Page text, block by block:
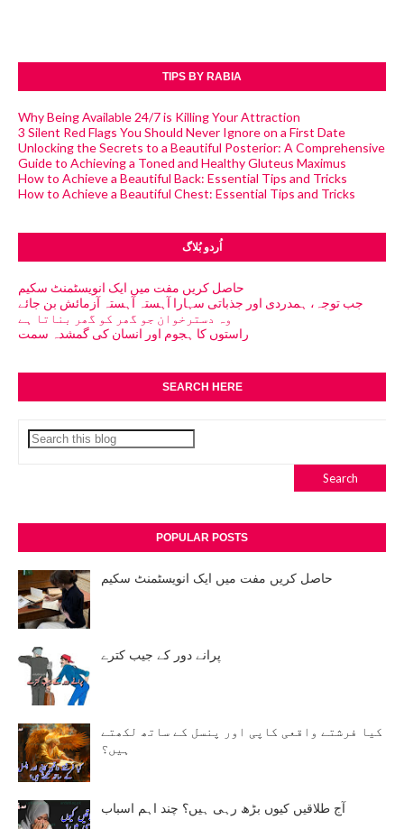
TIPS BY RABIA
Why Being Available 24/7 is Killing Your Attraction
3 Silent Red Flags You Should Never Ignore on a First Date
Unlocking the Secrets to a Beautiful Posterior: A Comprehensive
Guide to Achieving a Toned and Healthy Gluteus Maximus
How to Achieve a Beautiful Back: Essential Tips and Tricks
How to Achieve a Beautiful Chest: Essential Tips and Tricks
اُردو بُلاگ
حاصل کریں مفت میں ایک انویسٹمنٹ سکیم
جب توجہ، ہمدردی اور جذباتی سہارا آہستہ آہستہ آزمائش بن جائے
وہ دسترخوان جو گھر کو گھر بناتا ہے
راستوں کا ہجوم اور انسان کی گمشدہ سمت
SEARCH HERE
POPULAR POSTS
حاصل کریں مفت میں ایک انویسٹمنٹ سکیم
پرانے دور کے جیب کترے
کیا فرشتے واقعی کاپی اور پنسل کے ساتھ لکھتے
ہیں؟
آج طلاقیں کیوں بڑھ رہی ہیں؟ چند اہم اسباب